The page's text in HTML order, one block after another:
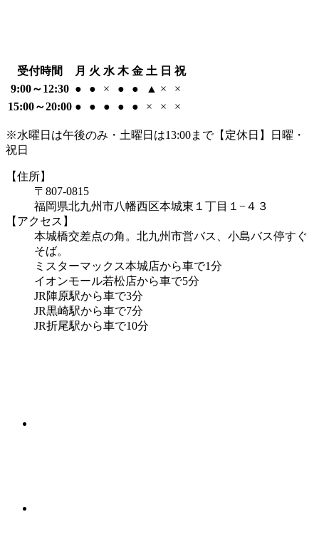
受付時間 月 火 水 木 金 土 日 祝
9:00～12:30 ● ● × ● ● ▲ ×
×
15:00～20:00 ● ● ● ● ● × × ×
※水曜日は午後のみ・土曜日は13:00まで【定休日】日曜・
祝日
【住所】
〒807-0815
福岡県北九州市八幡西区本城東１丁目１−４３
【アクセス】
本城橋交差点の角。北九州市営バス、小島バス停すぐ
そば。
ミスターマックス本城店から車で1分
イオンモール若松店から車で5分
JR陣原駅から車で3分
JR黒崎駅から車で7分
JR折尾駅から車で10分